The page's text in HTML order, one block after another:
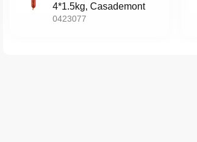
4*1.5kg, Casademont
0423077